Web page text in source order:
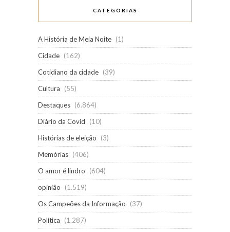
CATEGORIAS
A História de Meia Noite (1)
Cidade (162)
Cotidiano da cidade (39)
Cultura
(55)
Destaques (6.864)
Diário da Covid
(10)
Histórias de eleição
(3)
Memórias (406)
O amor é lindro
(604)
opinião
(1.519)
Os Campeões da Informação
(37)
Política
(1.287)